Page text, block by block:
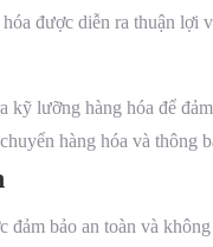
được diễn ra thuận lợi
lưỡng hàng hóa để
hàng hóa và thông
đảm bảo an toàn và